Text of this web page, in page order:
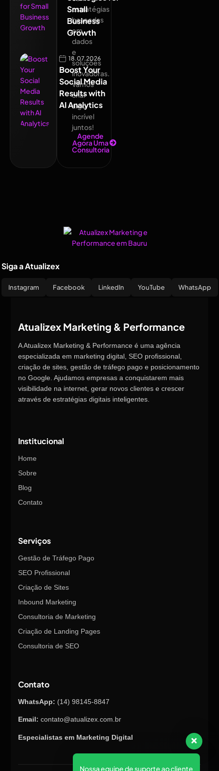
Small
Business
Growth
18.07.2026
Boost Your
Social Media
Results with
AI Analytics
estratégias
baseadas
em
dados
e
soluções
inovadoras.
Vamos
criar
algo
incrível
juntos!
Agende
Agora Uma
Consultoria
Siga a Atualizex
Instagram Facebook LinkedIn YouTube WhatsApp
Atualizex Marketing & Performance
A Atualizex Marketing & Performance é uma agência
especializada em marketing digital, SEO profissional,
criação de sites, gestão de tráfego pago e posicionamento
no Google. Ajudamos empresas a conquistarem mais
visibilidade na internet, gerar novos clientes e crescer
através de estratégias digitais inteligentes.
Institucional
Home
Sobre
Blog
Contato
Serviços
Gestão de Tráfego Pago
SEO Profissional
Criação de Sites
Inbound Marketing
Consultoria de Marketing
Criação de Landing Pages
Consultoria de SEO
Contato
WhatsApp: (14) 98145-8847
Email: contato@atualizex.com.br
Especialistas em Marketing Digital
Nossa equipe de suporte ao cliente